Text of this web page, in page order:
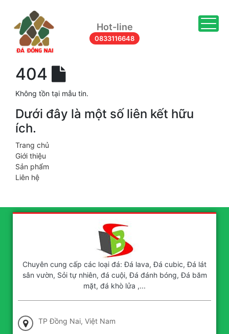
Hot-line
0833116648
404
Không tồn tại mẫu tin.
Dưới đây là một số liên kết hữu
ích.
Trang chủ
Giới thiệu
Sản phẩm
Liên hệ
Chuyên cung cấp các loại đá: Đá lava, Đá cubic, Đá lát
sân vườn, Sỏi tự nhiên, đá cuội, Đá đánh bóng, Đá băm
mặt, đá khò lửa ,...
TP Đồng Nai, Việt Nam